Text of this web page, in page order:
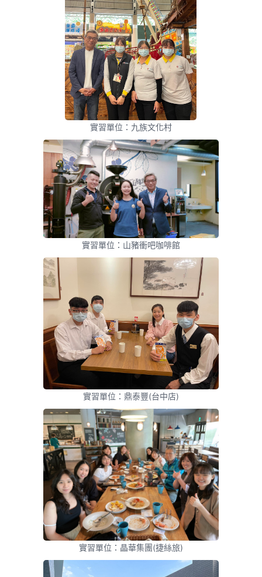
實習單位：九族文化村
實習單位：山豬衝吧咖啡館
實習單位：鼎泰豐(台中店)
實習單位：晶華集團(捷絲旅)